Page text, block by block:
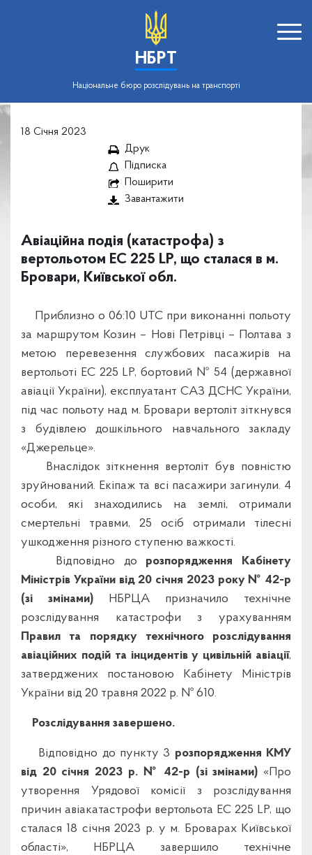
НБРТ
Національне бюро розслідувань на транспорті
18 Січня 2023
Друк
Підписка
Поширити
Завантажити
Авіаційна подія (катастрофа) з
вертольотом EC 225 LP, що сталася в м.
Бровари, Київської обл.
Приблизно о 06:10 UTC при виконанні польоту
за маршрутом Козин – Нові Петрівці – Полтава з
метою перевезення службових пасажирів на
вертольоті ЕС 225 LP, бортовий № 54 (державної
авіації України), експлуатант САЗ ДСНС України,
під час польоту над м. Бровари вертоліт зіткнувся
з будівлею дошкільного навчального закладу
«Джерельце».
Внаслідок зіткнення вертоліт був повністю
зруйнований. Екіпаж та всі пасажири загинули. 4
особи, які знаходились на землі, отримали
смертельні травми, 25 осіб отримали тілесні
ушкодження різного ступеню важкості.
Відповідно до розпорядження Кабінету
Міністрів України від 20 січня 2023 року № 42-р
(зі змінами) НБРЦА призначило технічне
розслідування катастрофи з урахуванням
Правил та порядку технічного розслідування
авіаційних подій та інцидентів у цивільній авіації,
затверджених постановою Кабінету Міністрів
України від 20 травня 2022 р. № 610.
Розслідування завершено.
Відповідно до пункту 3 розпорядження КМУ
від 20 січня 2023 р. № 42-р (зі змінами) «Про
утворення Урядової комісії з розслідування
причин авіакатастрофи вертольота ЕС 225 LP, що
сталася 18 січня 2023 р. у м. Броварах Київської
області», НБРЦА завершило технічне